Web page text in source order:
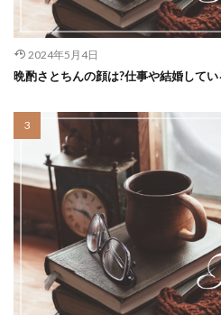
2024年5月4日
晩酌さとちんの顔は?仕事や結婚して